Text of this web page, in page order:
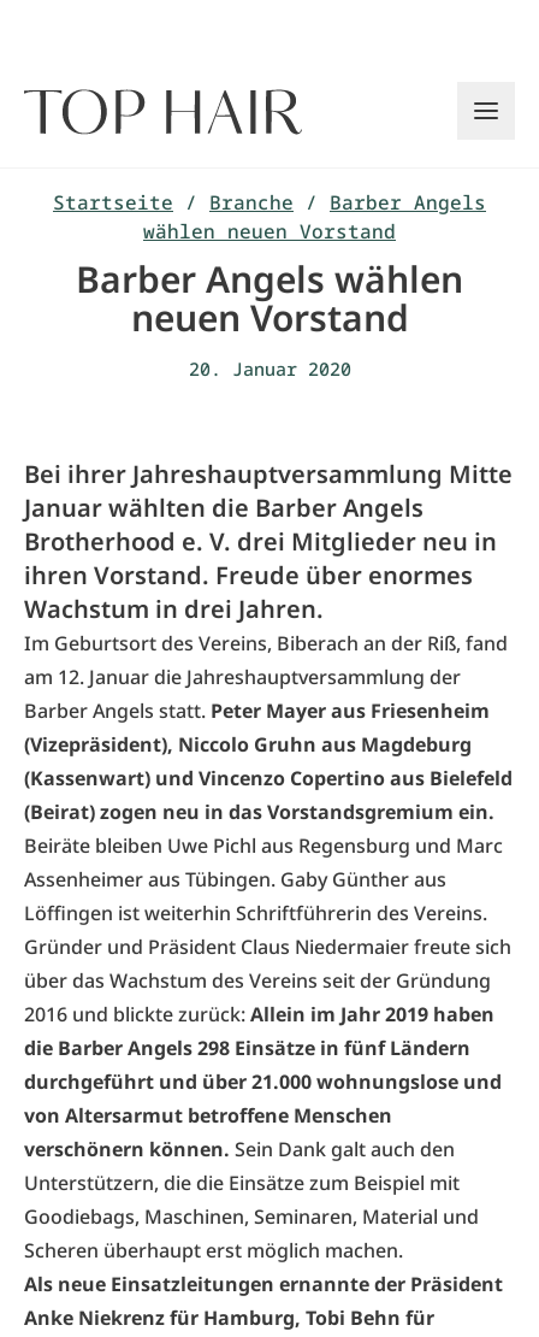
Startseite / Branche / Barber Angels
wählen neuen Vorstand
Barber Angels wählen
neuen Vorstand
20. Januar 2020
Bei ihrer Jahreshauptversammlung Mitte
Januar wählten die Barber Angels
Brotherhood e. V. drei Mitglieder neu in
ihren Vorstand. Freude über enormes
Wachstum in drei Jahren.
Im Geburtsort des Vereins, Biberach an der Riß, fand
am 12. Januar die Jahreshauptversammlung der
Barber Angels statt. Peter Mayer aus Friesenheim
(Vizepräsident), Niccolo Gruhn aus Magdeburg
(Kassenwart) und Vincenzo Copertino aus Bielefeld
(Beirat) zogen neu in das Vorstandsgremium ein.
Beiräte bleiben Uwe Pichl aus Regensburg und Marc
Assenheimer aus Tübingen. Gaby Günther aus
Löffingen ist weiterhin Schriftführerin des Vereins.
Gründer und Präsident Claus Niedermaier freute sich
über das Wachstum des Vereins seit der Gründung
2016 und blickte zurück:Allein im Jahr 2019 haben
die Barber Angels 298 Einsätze in fünf Ländern
durchgeführt und über 21.000 wohnungslose und
von Altersarmut betroffene Menschen
verschönern können. Sein Dank galt auch den
Unterstützern, die die Einsätze zum Beispiel mit
Goodiebags, Maschinen, Seminaren, Material und
Scheren überhaupt erst möglich machen.
Als neue Einsatzleitungen ernannte der Präsident
Anke Niekrenz für Hamburg, Tobi Behn für